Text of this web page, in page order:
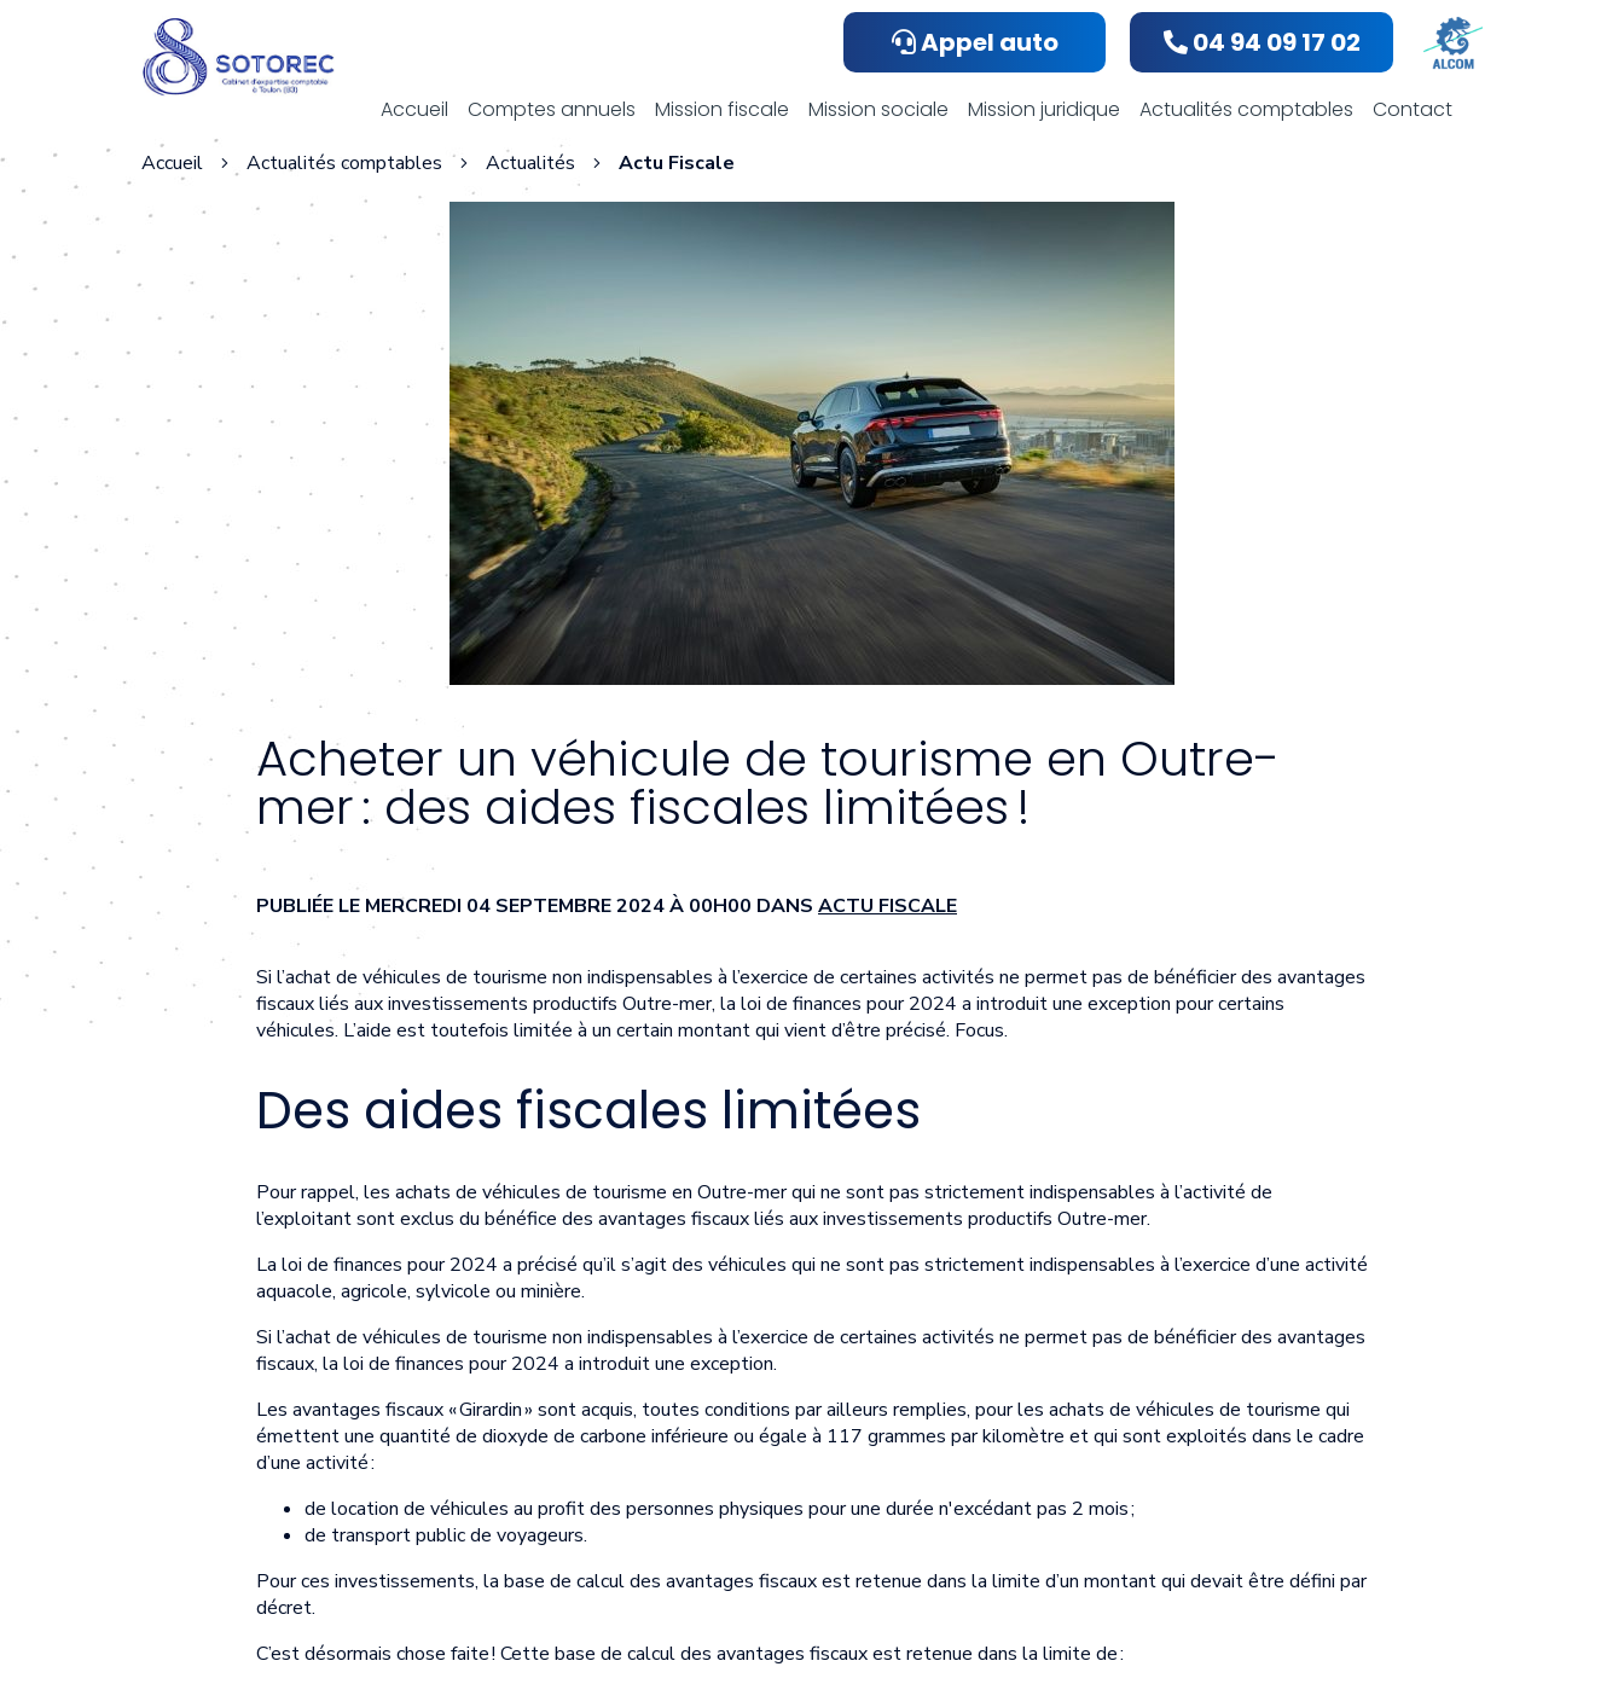
Appel auto 04 94 09 17 02
Accueil Comptes annuels Mission fiscale Mission sociale Mission juridique Actualités comptables Contact
Actualités comptables
Accueil Actualités comptables Actualités Actu Fiscale
Acheter un véhicule de tourisme en Outre-
mer : des aides fiscales limitées !
PUBLIÉE LE MERCREDI 04 SEPTEMBRE 2024 À 00H00 DANS ACTU FISCALE
Si l’achat de véhicules de tourisme non indispensables à l’exercice de certaines activités ne permet pas de bénéficier des avantages
fiscaux liés aux investissements productifs Outre-mer, la loi de finances pour 2024 a introduit une exception pour certains
véhicules. L’aide est toutefois limitée à un certain montant qui vient d’être précisé. Focus.
Des aides fiscales limitées
Pour rappel, les achats de véhicules de tourisme en Outre-mer qui ne sont pas strictement indispensables à l’activité de
l’exploitant sont exclus du bénéfice des avantages fiscaux liés aux investissements productifs Outre-mer.
La loi de finances pour 2024 a précisé qu’il s’agit des véhicules qui ne sont pas strictement indispensables à l’exercice d’une activité
aquacole, agricole, sylvicole ou minière.
Si l’achat de véhicules de tourisme non indispensables à l’exercice de certaines activités ne permet pas de bénéficier des avantages
fiscaux, la loi de finances pour 2024 a introduit une exception.
Les avantages fiscaux « Girardin » sont acquis, toutes conditions par ailleurs remplies, pour les achats de véhicules de tourisme qui
émettent une quantité de dioxyde de carbone inférieure ou égale à 117 grammes par kilomètre et qui sont exploités dans le cadre
d’une activité :
de location de véhicules au profit des personnes physiques pour une durée n'excédant pas 2 mois ;
de transport public de voyageurs.
Pour ces investissements, la base de calcul des avantages fiscaux est retenue dans la limite d’un montant qui devait être défini par
décret.
C’est désormais chose faite ! Cette base de calcul des avantages fiscaux est retenue dans la limite de :